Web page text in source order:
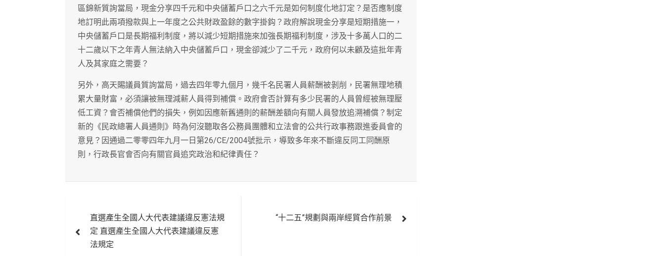
區錦新質詢當局，現金分享四千元和中央儲蓄戶口之六千元是如何制度化地訂定？是否應制度
地訂明此兩項撥款與上一年度之公共財政盈餘的數字掛鈎？政府解說現金分享是短期措施一，
中央儲蓄戶口是長期福利制度，將以減少短期措施來加強長期福利制度，涉及十多萬人口的二
十二歲以下之年青人無法納入中央儲蓄戶口，現金卻減少了二千元，政府何以未顧及這批年青
人及其家庭之需要？
另外，高天賜議員質詢當局，過去四年零九個月，幾千名民署人員薪酬被剝削，民署無理地積
累大量財富，必須讓被無理減薪人員得到補償。政府會否計算有多少民署的人員曾經被無理壓
低工資？會否補償他們的損失，例如因應新舊通則的薪酬差額向有關人員發放追溯補償？制定
新的《民政總署人員通則》時為何沒聽取各公務員團體和立法會的公共行政事務跟進委員會的
意見？因通過二零零四年九月一日第26/CE/2004號批示，導致多年來不斷違反同工同酬原
則，行政長官會否向有關官員追究政治和紀律責任？
章
直選產生全國人大代表建議違反憲法規
定 直選產生全國人大代表建議違反憲
法規定
“十二五”規劃與兩岸經貿合作前景